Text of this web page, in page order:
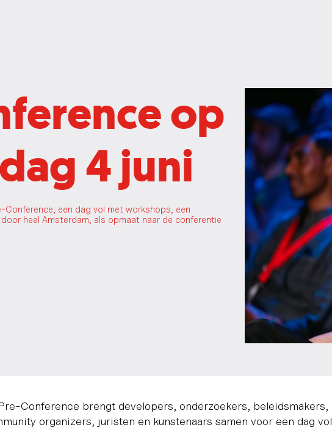
op
4 juni
Conference, een dag vol met workshops, een
heel Amsterdam, als opmaat naar de conferentie
Conference brengt developers, onderzoekers, beleidsmakers,
organizers, juristen en kunstenaars samen voor een dag vol